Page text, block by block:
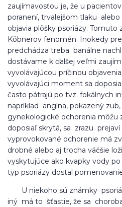
zaujímavosťou je, že u
poranení, trvalejšom tlaku
objavia plôšky psoriázy.
Köbnerov fenomén. Inokedy
predchádza treba banálne
dostávame k ďalšej veľmi
vyvolávajúcou príčinou
vyvolávajúci moment sa
často pátrajú po tvz. fokálnych
napríklad angína, pokazený zub,
gynekologické ochorenia môžu
doposiaľ skrytá, sa zrazu prejaví
vyprovokované ochorenie má
drobné alebo aj trocha väčšie
vyskytujúce ako kvapky vody
typ psoriázy dostal
U niekoho sú známky
iný má to šťastie, že sa